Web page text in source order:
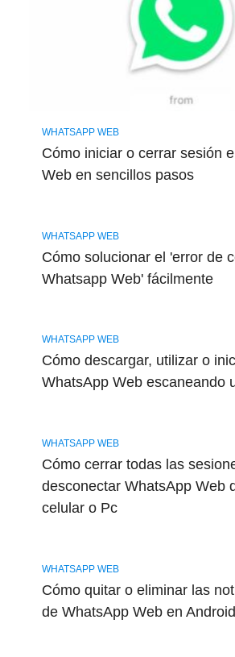
WHATSAPP WEB
Cómo iniciar o cerrar sesión
Web en sencillos pasos
WHATSAPP WEB
Cómo solucionar el 'error de
Whatsapp Web' fácilmente
WHATSAPP WEB
Cómo descargar, utilizar o
WhatsApp Web escaneando
WHATSAPP WEB
Cómo cerrar todas las
desconectar WhatsApp Web
celular o Pc
WHATSAPP WEB
Cómo quitar o eliminar las
de WhatsApp Web en